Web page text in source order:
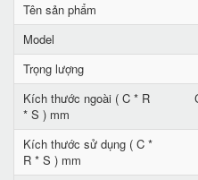
Tên sản phẩm
Model
Trọng lượng
Kích thước ngoài ( C * R
* S ) mm
Kích thước sử dụng ( C *
R * S ) mm